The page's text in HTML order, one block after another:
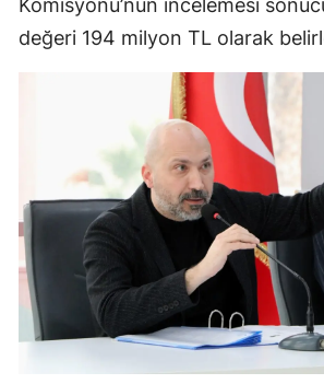
Komisyonu’nun incelemesi
değeri 194 milyon TL olarak